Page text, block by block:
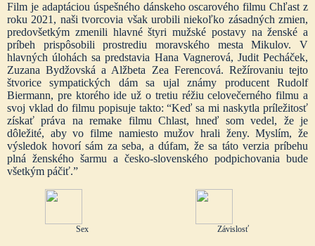
Film je adaptáciou úspešného dánskeho oscarového filmu Chľast z
roku 2021, naši tvorcovia však urobili niekoľko zásadných zmien,
predovšetkým zmenili hlavné štyri mužské postavy na ženské a
príbeh prispôsobili prostrediu moravského mesta Mikulov. V
hlavných úlohách sa predstavia Hana Vagnerová, Judit Pecháček,
Zuzana Bydžovská a Alžbeta Zea Ferencová. Režírovaniu tejto
štvorice sympatických dám sa ujal známy producent Rudolf
Biermann, pre ktorého ide už o tretiu réžiu celovečerného filmu a
svoj vklad do filmu popisuje takto: “Keď sa mi naskytla príležitosť
získať práva na remake filmu Chlast, hneď som vedel, že je
dôležité, aby vo filme namiesto mužov hrali ženy. Myslím, že
výsledok hovorí sám za seba, a dúfam, že sa táto verzia príbehu
plná ženského šarmu a česko-slovenského podpichovania bude
všetkým páčiť.”
Sex Závislosť